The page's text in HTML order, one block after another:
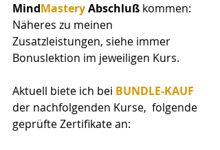
MindMasteryAbschluß kommen:
Näheres zu meinen
Zusatzleistungen, siehe immer
Bonuslektion im jeweiligen Kurs.
Aktuell biete ich bei BUNDLE-KAUF
der nachfolgenden Kurse,  folgende
geprüfte Zertifikate an: